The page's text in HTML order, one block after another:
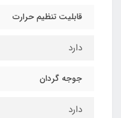
قابلیت تنظیم حرارت
دارد
جوجه گردان
دارد